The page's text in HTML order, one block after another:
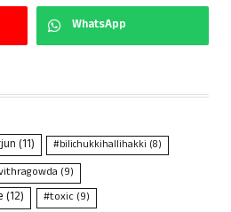
WhatsApp
(11) #bilichukkihallihakki (8)
(9)
(12) #toxic(9)